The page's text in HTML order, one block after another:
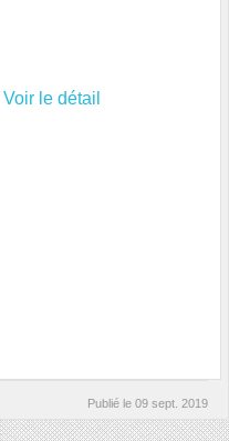
Voir le détail
Publié le 09 sept. 2019